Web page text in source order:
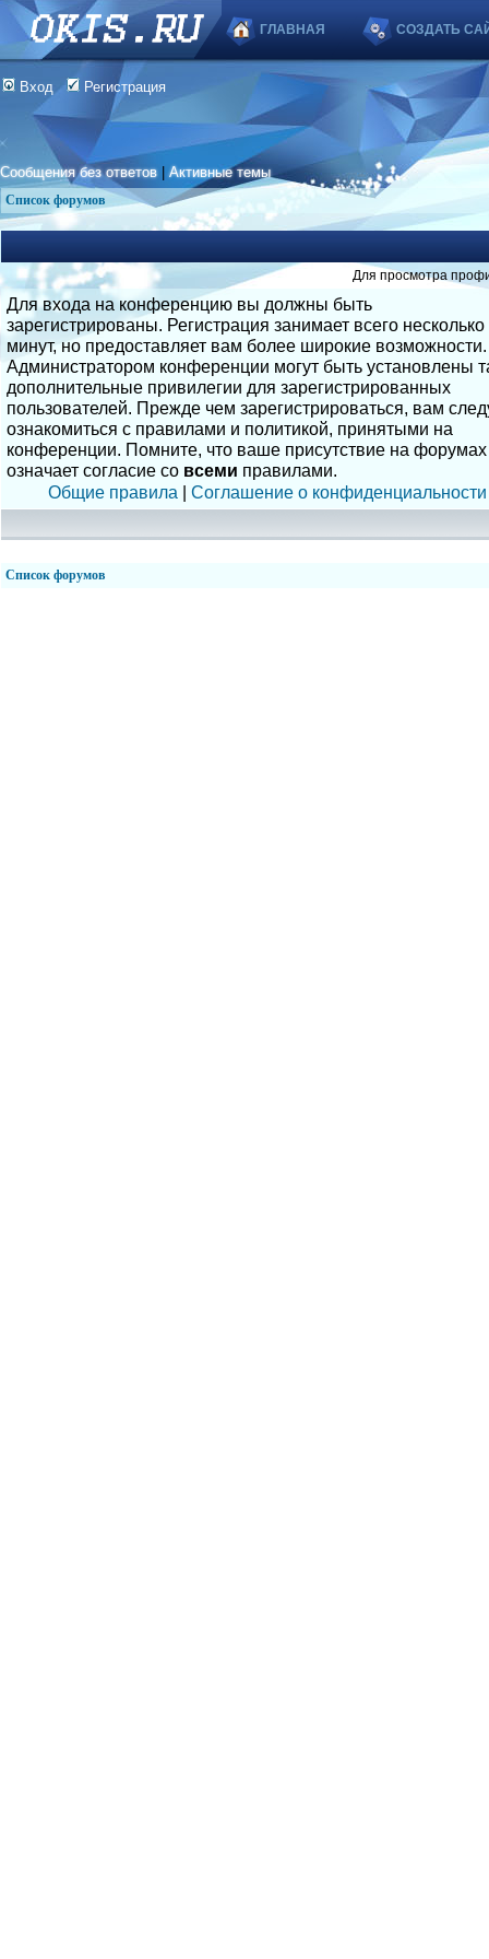
ГЛАВНАЯ СОЗДАТЬ
Вход Регистрация
Сообщения без ответов |Активные темы
Список форумов
Для просмотра
Для входа на конференцию вы должны быть
зарегистрированы. Регистрация занимает всего несколько
минут, но предоставляет вам более широкие возможности.
Администратором конференции могут быть установлены
дополнительные привилегии для зарегистрированных
пользователей. Прежде чем зарегистрироваться, вам
ознакомиться с правилами и политикой, принятыми на
конференции. Помните, что ваше присутствие на форумах
означает согласие со всеми правилами.
Общие правила | Соглашение о конфиденциальности
Список форумов